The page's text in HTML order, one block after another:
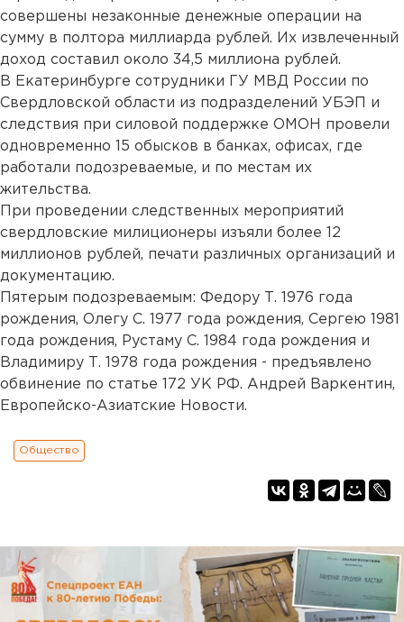
совершены незаконные денежные операции на
сумму в полтора миллиарда рублей. Их извлеченный
доход составил около 34,5 миллиона рублей.
В Екатеринбурге сотрудники ГУ МВД России по
Свердловской области из подразделений УБЭП и
следствия при силовой поддержке ОМОН провели
одновременно 15 обысков в банках, офисах, где
работали подозреваемые, и по местам их
жительства.
При проведении следственных мероприятий
свердловские милиционеры изъяли более 12
миллионов рублей, печати различных организаций и
документацию.
Пятерым подозреваемым: Федору Т. 1976 года
рождения, Олегу С. 1977 года рождения, Сергею 1981
года рождения, Рустаму С. 1984 года рождения и
Владимиру Т. 1978 года рождения - предъявлено
обвинение по статье 172 УК РФ. Андрей Варкентин,
Европейско-Азиатские Новости.
Общество